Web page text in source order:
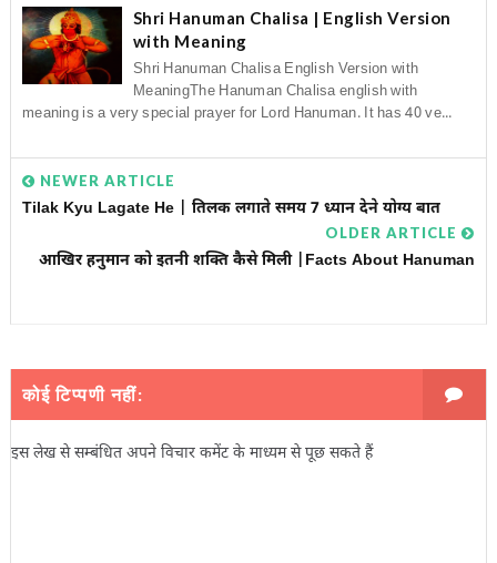
Shri Hanuman Chalisa | English Version
with Meaning
Shri Hanuman Chalisa English Version with
MeaningThe Hanuman Chalisa english with
meaning is a very special prayer for Lord Hanuman. It has 40 ve...
NEWER ARTICLE
Tilak Kyu Lagate He | तिलक लगाते समय 7 ध्यान देने योग्य बात
OLDER ARTICLE
आखिर हनुमान को इतनी शक्ति कैसे मिली |facts About Hanuman
कोई टिप्पणी नहीं:
इस लेख से सम्बंधित अपने विचार कमेंट के माध्यम से पूछ सकते हैं